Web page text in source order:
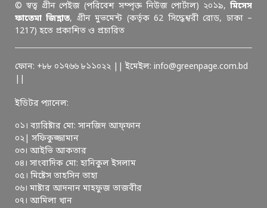
© স্বত্ব গ্রীন পেইজ (পরিবেশ সম্পৃক্ত নিউজ পোর্টাল) ২০১৯, মিসেস
ফাতেমা জিন্নাত, গ্রীন মুভমেন্ট (কর্তৃক 62 সিদ্ধেশ্বরী রোড, ঢাকা –
1217) হতে প্রকাশিত ও প্রচারিত
ফোন: +৮৮ ০১৭৬৬ ৮১১০২২ || ইমেইল: info@greenpage.com.bd
ইডিটর প্যানেল:
০১। ব্যারিষ্টার মো: সানজিদ আফ্ফান
০২| সফিকুজ্জামান
০৩। আইভি আকতার
০৪। সাংবাদিক মো: হানিকুল ইসলাম
০৫। মিষ্টেস তাহসিন তাহা
০৬। মাষ্টার আদনান মাহফুজ তাজবীর
০৭। আমিলা খান